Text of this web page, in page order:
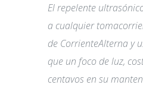
El repelente
a cualquier
de CorrienteAlterna y
que un foco de luz,
centavos en su